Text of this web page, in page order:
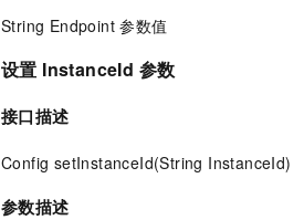
String Endpoint 参数值
设置 InstanceId 参数
接口描述
Config setInstanceId(String InstanceId)
参数描述